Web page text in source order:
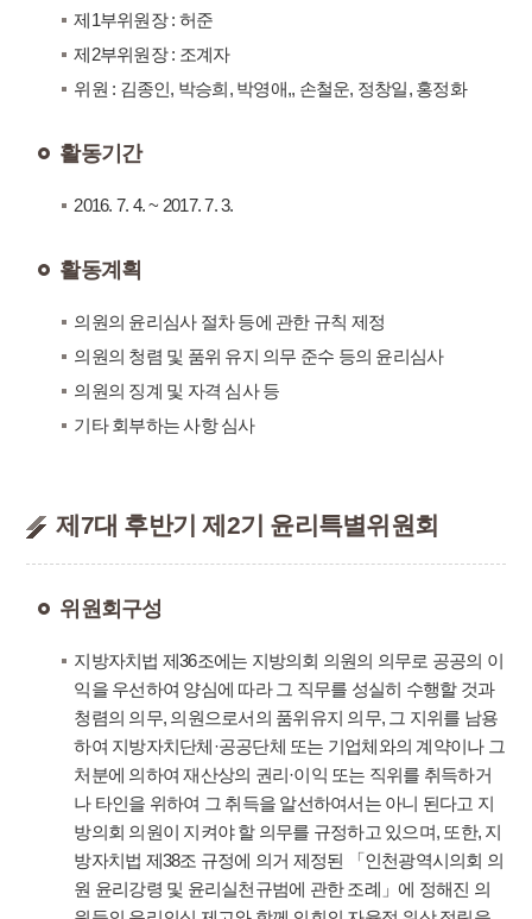
제1부위원장 : 허준
제2부위원장 : 조계자
위원 : 김종인, 박승희, 박영애,, 손철운, 정창일, 홍정화
활동기간
2016. 7. 4. ~ 2017. 7. 3.
활동계획
의원의 윤리심사 절차 등에 관한 규칙 제정
의원의 청렴 및 품위 유지 의무 준수 등의 윤리심사
의원의 징계 및 자격 심사 등
기타 회부하는 사항 심사
제7대 후반기 제2기 윤리특별위원회
위원회구성
지방자치법 제36조에는 지방의회 의원의 의무로 공공의 이
익을 우선하여 양심에 따라 그 직무를 성실히 수행할 것과
청렴의 의무, 의원으로서의 품위유지 의무, 그 지위를 남용
하여 지방자치단체·공공단체 또는 기업체와의 계약이나 그
처분에 의하여 재산상의 권리·이익 또는 직위를 취득하거
나 타인을 위하여 그 취득을 알선하여서는 아니 된다고 지
방의회 의원이 지켜야 할 의무를 규정하고 있으며, 또한, 지
방자치법 제38조 규정에 의거 제정된 「인천광역시의회 의
원 윤리강령 및 윤리실천규범에 관한 조례」에 정해진 의